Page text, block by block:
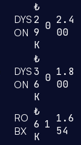
DYS
ON
₺
2
9
K
0 2.4
00
DYS
ON
₺
3
6
K
0 1.8
00
RO
BX
₺
6
K
1 1.6
54